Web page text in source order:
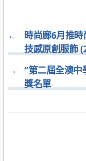
←
時尚廊6月推時
技感原創服飾
→
“第二屆全澳
獎名單